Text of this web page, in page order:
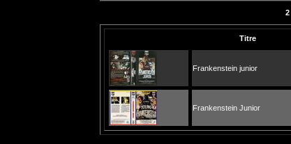
2
Titre
Frankenstein junior
Frankenstein Junior